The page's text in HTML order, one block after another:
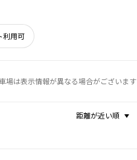
利用可
場は表示情報が異なる場合がございます
距離が近い順